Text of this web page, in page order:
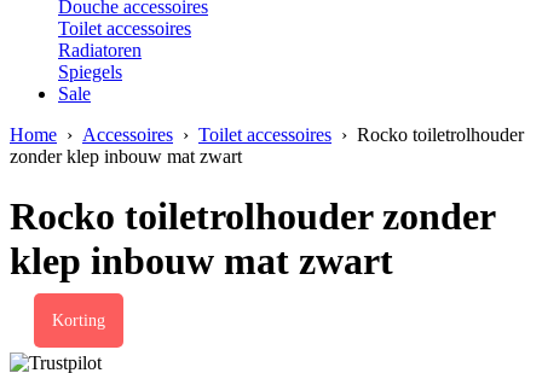
Douche accessoires
Toilet accessoires
Radiatoren
Spiegels
Sale
Home › Accessoires › Toilet accessoires › Rocko toiletrolhouder
zonder klep inbouw mat zwart
Rocko toiletrolhouder zonder
klep inbouw mat zwart
Korting